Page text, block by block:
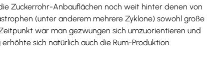
Zuckerrohr-Anbauflächen noch weit hinter denen von
(unter anderem mehrere Zyklone) sowohl große
war man gezwungen sich umzuorientieren und
sich natürlich auch die Rum-Produktion.